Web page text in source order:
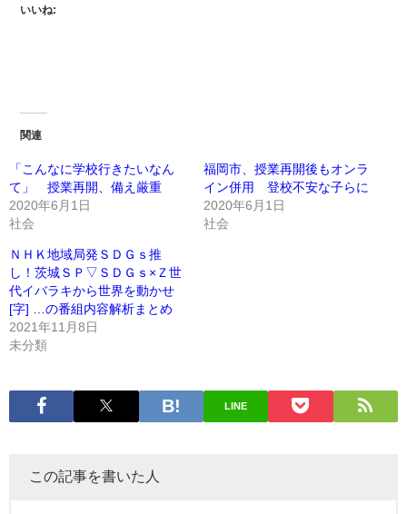
いいね:
関連
「こんなに学校行きたいなん
て」 授業再開、備え厳重
2020年6月1日
社会
福岡市、授業再開後もオンラ
イン併用 登校不安な子らに
2020年6月1日
社会
ＮＨＫ地域局発ＳＤＧｓ推
し！茨城ＳＰ▽ＳＤＧｓ×Ｚ世
代イバラキから世界を動かせ
[字] …の番組内容解析まとめ
2021年11月8日
未分類
LINE
この記事を書いた人